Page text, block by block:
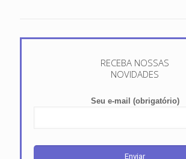
RECEBA NOSSAS
NOVIDADES
Seu e-mail (obrigatório)